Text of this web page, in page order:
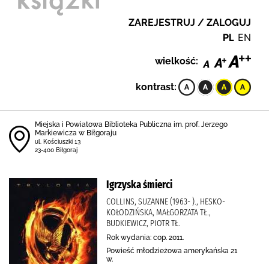
ZAREJESTRUJ / ZALOGUJ
PL EN
wielkość:
kontrast:
Miejska i Powiatowa Biblioteka Publiczna im. prof. Jerzego
Markiewicza w Biłgoraju
ul. Kościuszki 13
23-400 Biłgoraj
Igrzyska śmierci
COLLINS, SUZANNE (1963- )., HESKO-
KOŁODZIŃSKA, MAŁGORZATA TŁ.,
BUDKIEWICZ, PIOTR TŁ.
Rok wydania: cop. 2011.
Powieść młodzieżowa amerykańska 21
w.